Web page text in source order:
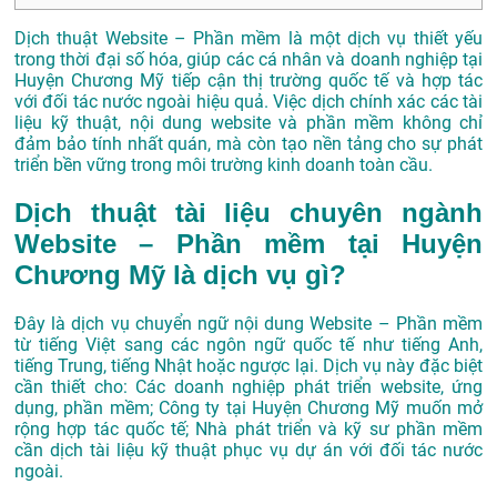
Dịch thuật Website – Phần mềm là một dịch vụ thiết yếu
trong thời đại số hóa, giúp các cá nhân và doanh nghiệp tại
Huyện Chương Mỹ tiếp cận thị trường quốc tế và hợp tác
với đối tác nước ngoài hiệu quả. Việc dịch chính xác các tài
liệu kỹ thuật, nội dung website và phần mềm không chỉ
đảm bảo tính nhất quán, mà còn tạo nền tảng cho sự phát
triển bền vững trong môi trường kinh doanh toàn cầu.
Dịch thuật tài liệu chuyên ngành
Website – Phần mềm tại Huyện
Chương Mỹ là dịch vụ gì?
Đây là dịch vụ chuyển ngữ nội dung Website – Phần mềm
từ tiếng Việt sang các ngôn ngữ quốc tế như tiếng Anh,
tiếng Trung, tiếng Nhật hoặc ngược lại. Dịch vụ này đặc biệt
cần thiết cho: Các doanh nghiệp phát triển website, ứng
dụng, phần mềm; Công ty tại Huyện Chương Mỹ muốn mở
rộng hợp tác quốc tế; Nhà phát triển và kỹ sư phần mềm
cần dịch tài liệu kỹ thuật phục vụ dự án với đối tác nước
ngoài.